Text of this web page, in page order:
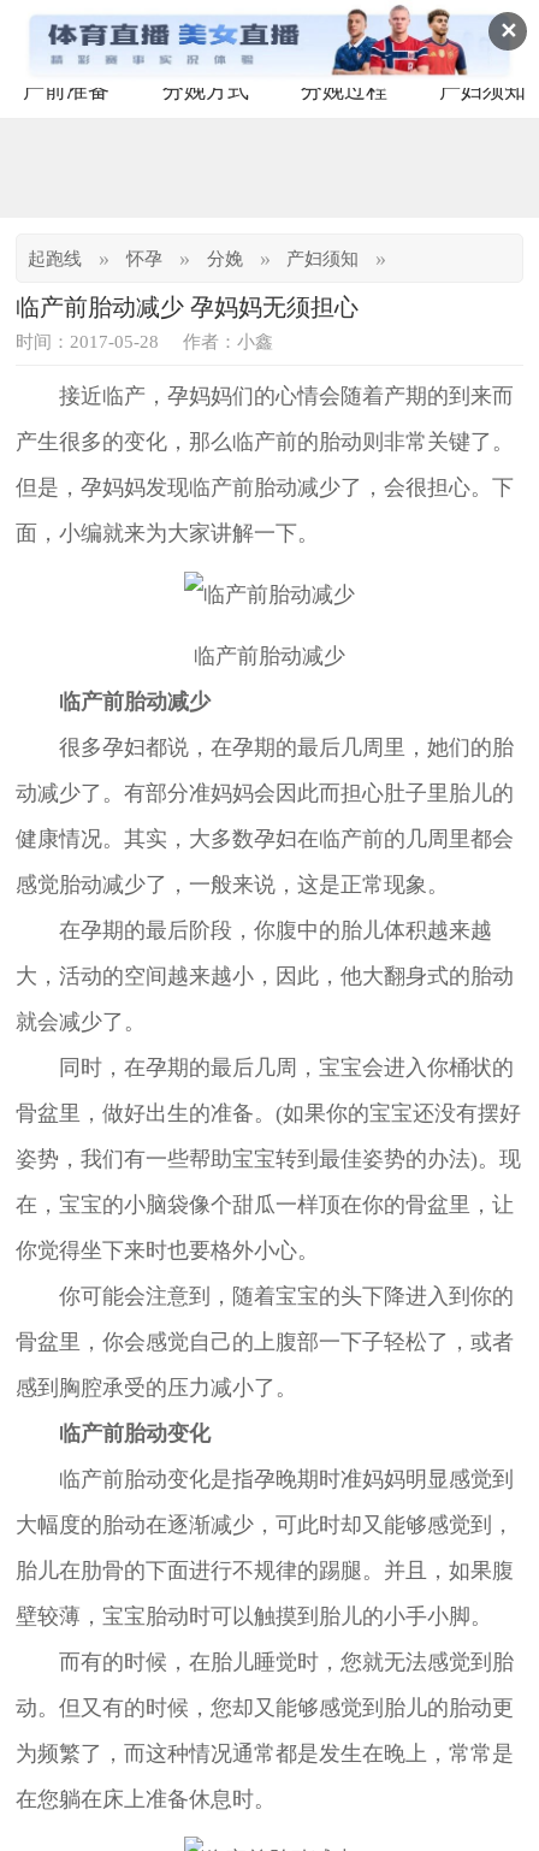
✕
产前准备 分娩方式 分娩过程 产妇须知
起跑线 » 怀孕 » 分娩 » 产妇须知 »
临产前胎动减少 孕妈妈无须担心
时间：2017-05-28 作者：小鑫
接近临产，孕妈妈们的心情会随着产期的到来而
产生很多的变化，那么临产前的胎动则非常关键了。
但是，孕妈妈发现临产前胎动减少了，会很担心。下
面，小编就来为大家讲解一下。
临产前胎动减少
临产前胎动减少
很多孕妇都说，在孕期的最后几周里，她们的胎
动减少了。有部分准妈妈会因此而担心肚子里胎儿的
健康情况。其实，大多数孕妇在临产前的几周里都会
感觉胎动减少了，一般来说，这是正常现象。
在孕期的最后阶段，你腹中的胎儿体积越来越
大，活动的空间越来越小，因此，他大翻身式的胎动
就会减少了。
同时，在孕期的最后几周，宝宝会进入你桶状的
骨盆里，做好出生的准备。(如果你的宝宝还没有摆好
姿势，我们有一些帮助宝宝转到最佳姿势的办法)。现
在，宝宝的小脑袋像个甜瓜一样顶在你的骨盆里，让
你觉得坐下来时也要格外小心。
你可能会注意到，随着宝宝的头下降进入到你的
骨盆里，你会感觉自己的上腹部一下子轻松了，或者
感到胸腔承受的压力减小了。
临产前胎动变化
临产前胎动变化是指孕晚期时准妈妈明显感觉到
大幅度的胎动在逐渐减少，可此时却又能够感觉到，
胎儿在肋骨的下面进行不规律的踢腿。并且，如果腹
壁较薄，宝宝胎动时可以触摸到胎儿的小手小脚。
而有的时候，在胎儿睡觉时，您就无法感觉到胎
动。但又有的时候，您却又能够感觉到胎儿的胎动更
为频繁了，而这种情况通常都是发生在晚上，常常是
在您躺在床上准备休息时。